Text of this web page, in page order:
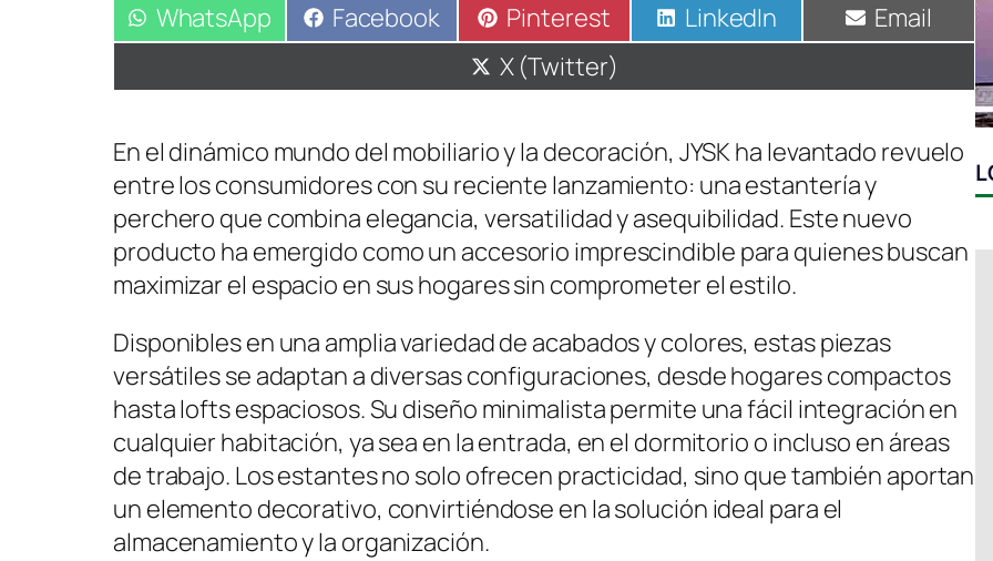
Compartir
en
WhatsApp Compartir
en
Facebook Compartir
en
Pinterest Compartir
en
LinkedIn Compartir
en
Email
Compartir
en
X (Twitter)
En el dinámico mundo del mobiliario y la decoración, JYSK ha levantado revuelo
entre los consumidores con su reciente lanzamiento: una estantería y
perchero que combina elegancia, versatilidad y asequibilidad. Este nuevo
producto ha emergido como un accesorio imprescindible para quienes buscan
maximizar el espacio en sus hogares sin comprometer el estilo.
Disponibles en una amplia variedad de acabados y colores, estas piezas
versátiles se adaptan a diversas configuraciones, desde hogares compactos
hasta lofts espaciosos. Su diseño minimalista permite una fácil integración en
cualquier habitación, ya sea en la entrada, en el dormitorio o incluso en áreas
de trabajo. Los estantes no solo ofrecen practicidad, sino que también aportan
un elemento decorativo, convirtiéndose en la solución ideal para el
almacenamiento y la organización.